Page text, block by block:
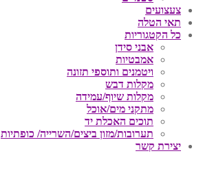
צעצועים
תאי הטלה
כל הקטגוריות
אבני סידן
אמבטיות
ויטמנים ותוספי תזונה
מקלות דבש
מקלות שיוף/עמידה
מתקני מים/אוכל
תוכים האכלת יד
תערובות/מזון ביצים/השרייה/ כופתיות
יצירת קשר